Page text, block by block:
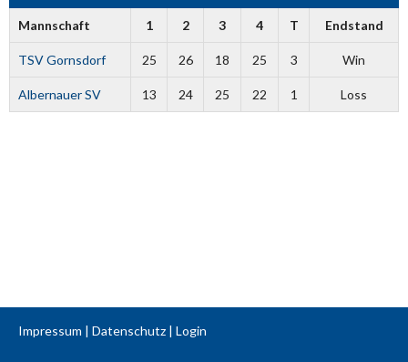
Mannschaft 1 2 3 4 T Endstand
TSV Gornsdorf 25 26 18 25 3 Win
Albernauer SV 13 24 25 22 1 Loss
Impressum | Datenschutz | Login